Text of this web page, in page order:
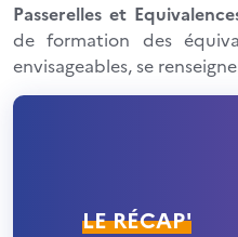
Passerelles et
de formation des
envisageables, se
LE RÉCAP'